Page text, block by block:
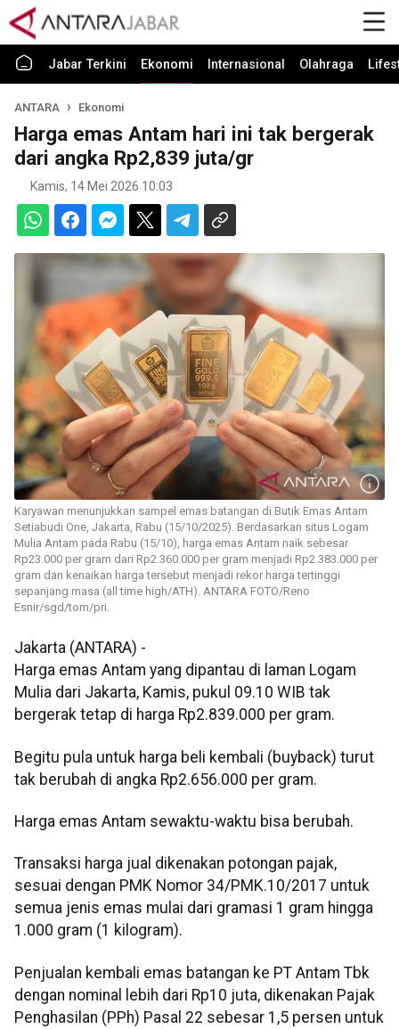
Jabar Terkini Ekonomi Internasional Olahraga
ANTARA Ekonomi
Harga emas Antam hari ini tak bergerak
dari angka Rp2,839 juta/gr
Kamis, 14 Mei 2026 10:03
Karyawan menunjukkan sampel emas batangan di Butik Emas Antam
Setiabudi One, Jakarta, Rabu (15/10/2025). Berdasarkan situs Logam
Mulia Antam pada Rabu (15/10), harga emas Antam naik sebesar
Rp23.000 per gram dari Rp2.360.000 per gram menjadi Rp2.383.000 per
gram dan kenaikan harga tersebut menjadi rekor harga tertinggi
sepanjang masa (all time high/ATH). ANTARA FOTO/Reno
Esnir/sgd/tom/pri.
Jakarta (ANTARA) -
Harga emas Antam yang dipantau di laman Logam
Mulia dari Jakarta, Kamis, pukul 09.10 WIB tak
bergerak tetap di harga Rp2.839.000 per gram.
Begitu pula untuk harga beli kembali (buyback) turut
tak berubah di angka Rp2.656.000 per gram.
Harga emas Antam sewaktu-waktu bisa berubah.
Transaksi harga jual dikenakan potongan pajak,
sesuai dengan PMK Nomor 34/PMK.10/2017 untuk
semua jenis emas mulai dari gramasi 1 gram hingga
1.000 gram (1 kilogram).
Penjualan kembali emas batangan ke PT Antam Tbk
dengan nominal lebih dari Rp10 juta, dikenakan Pajak
Penghasilan (PPh) Pasal 22 sebesar 1,5 persen untuk